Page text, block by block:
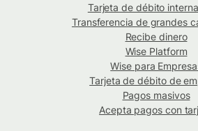
Tarjeta de débito
Transferencia de grandes
Recibe dinero
Wise Platform
Wise para
Tarjeta de débito de
Pagos masivos
Acepta pagos con